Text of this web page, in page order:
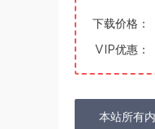
下载价格：
VIP优惠：
本站所有